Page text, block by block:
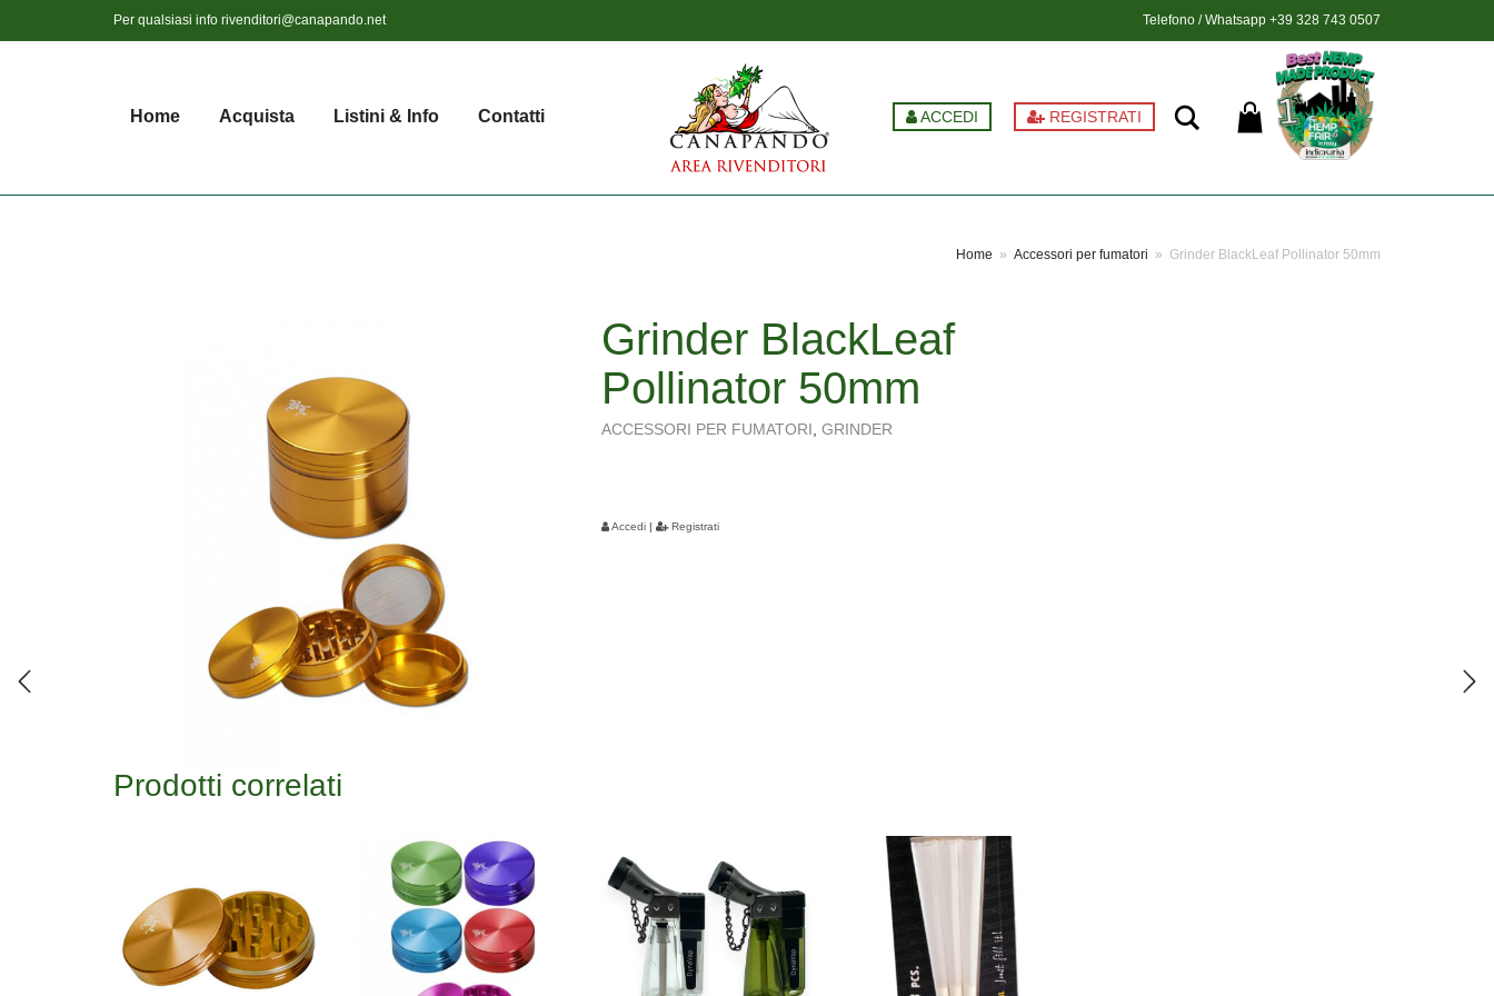
Per qualsiasi info rivenditori@canapando.net Telefono / Whatsapp +39 328 743 0507
Home Acquista Listini & Info Contatti ACCEDI REGISTRATI Ricerca
Home » Accessori per fumatori » Grinder BlackLeaf Pollinator 50mm
Grinder BlackLeaf
Pollinator 50mm
ACCESSORI PER FUMATORI GRINDER
Accedi| Registrati
Prodotti correlati